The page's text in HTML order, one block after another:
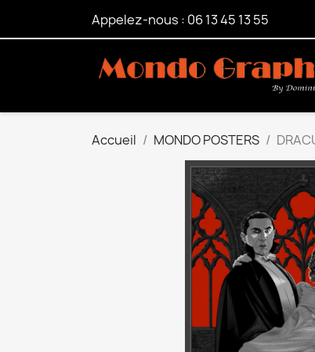
Appelez-nous : 06 13 45 13 55
Accueil MONDO POSTERS